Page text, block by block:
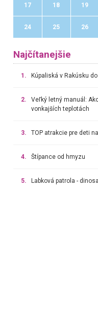
17 18 19
24 25 26
Najčítanejšie
1. Kúpaliská v Rakúsku
2.
Veľký letný manuál:
vonkajších teplotách
3. TOP atrakcie pre deti
4. Štípance od hmyzu
5. Labková patrola -